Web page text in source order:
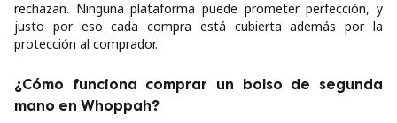
rechazan. Ninguna plataforma puede prometer perfección, y
justo por eso cada compra está cubierta además por la
protección al comprador.
¿Cómo funciona comprar un bolso de segunda
mano en Whoppah?